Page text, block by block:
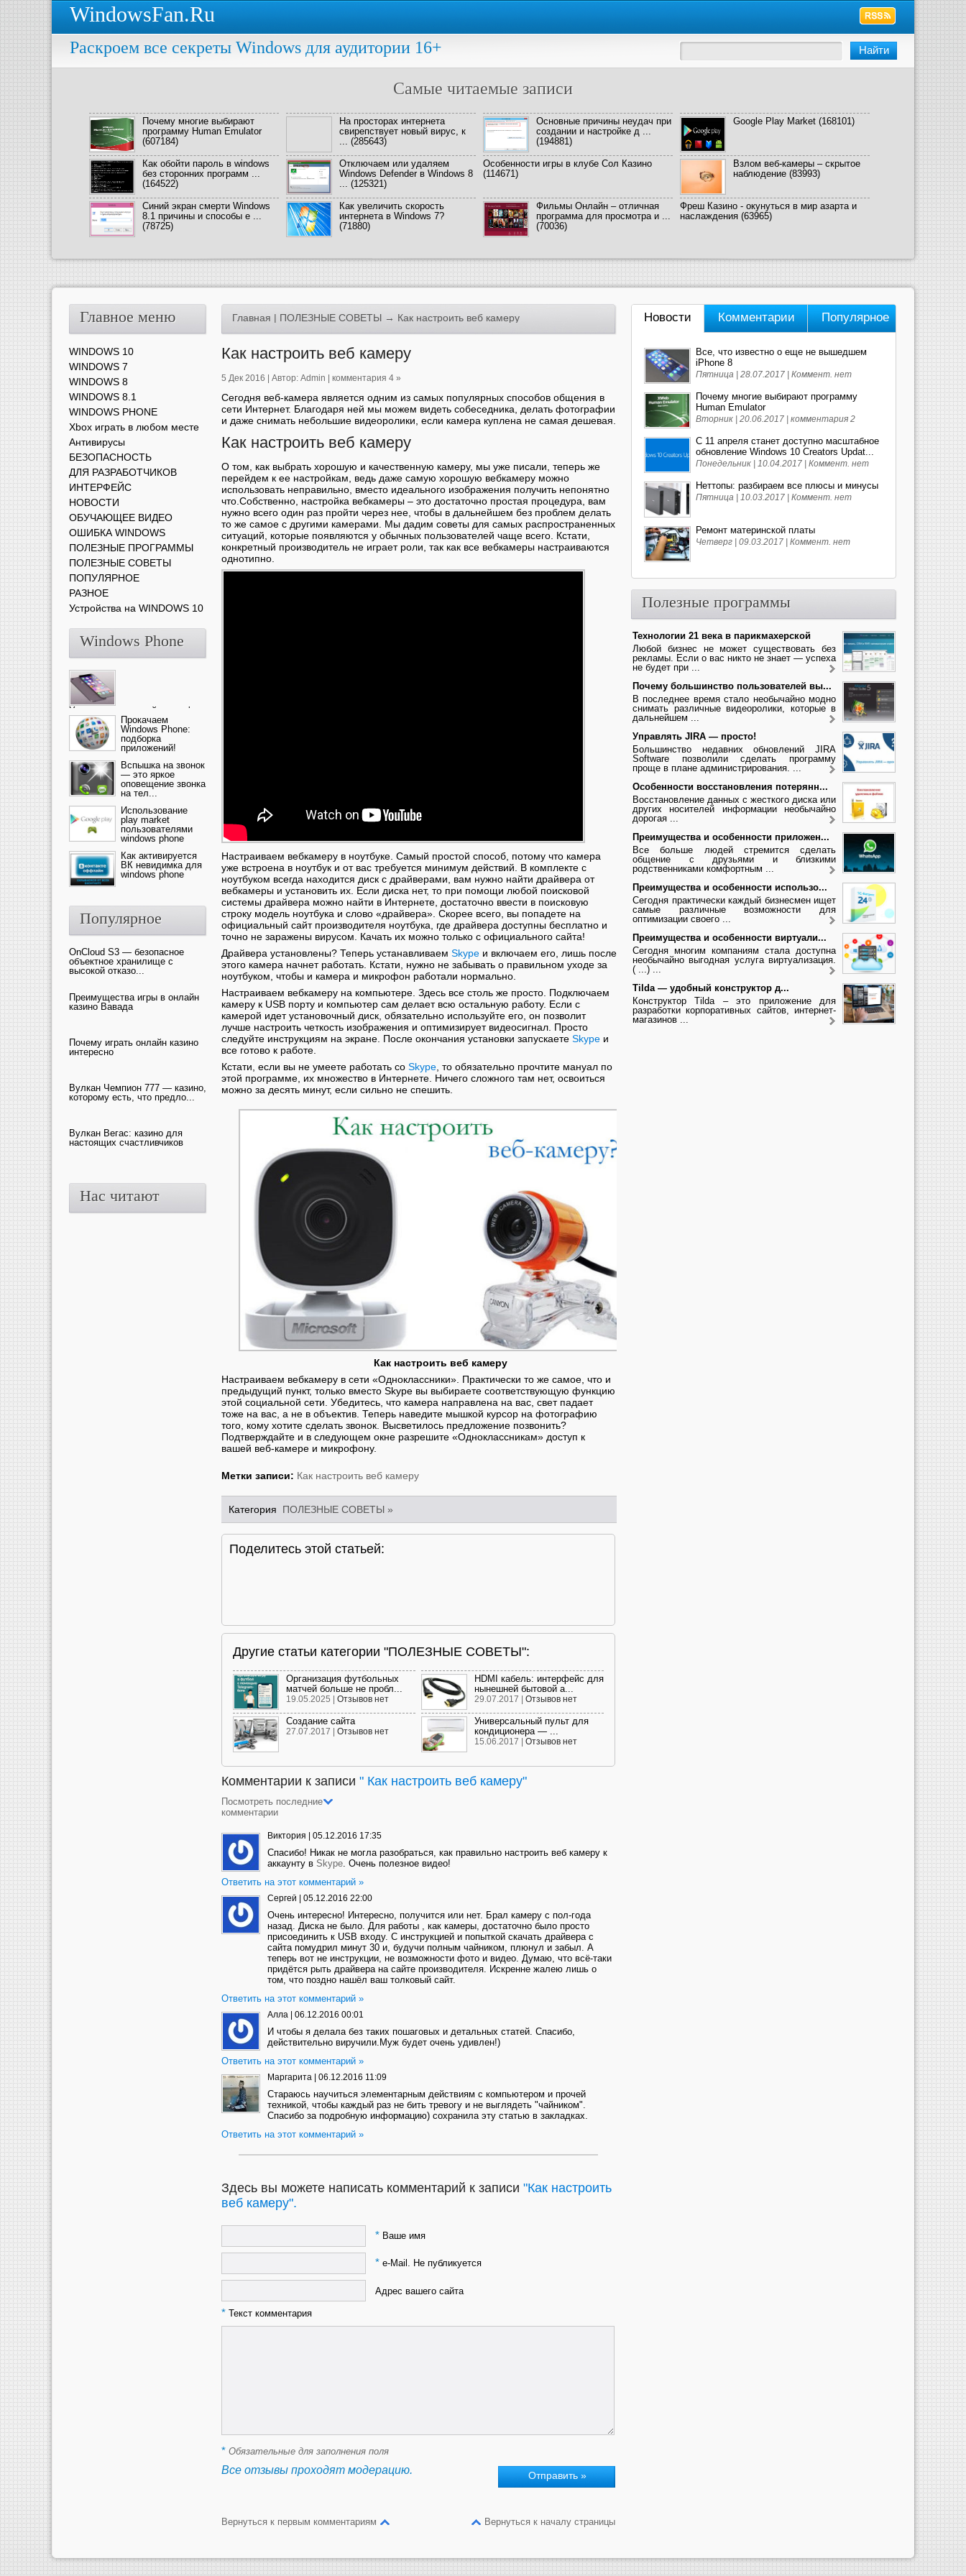
WindowsFan.Ru
Раскроем все секреты Windows для аудитории 16+
Самые читаемые записи
Почему многие выбирают
программу Human Emulator
(607184)
На просторах интернета
свирепствует новый вирус, к
... (285643)
Основные причины неудач при
создании и настройке д ...
(194881)
Google Play Market (168101)
Как обойти пароль в windows
без сторонних программ ...
(164522)
Отключаем или удаляем
Windows Defender в Windows 8
... (125321)
Особенности игры в клубе Сол Казино
(114671)
Взлом веб-камеры – скрытое
наблюдение (83993)
Синий экран смерти Windows
8.1 причины и способы е ...
(78725)
Как увеличить скорость
интернета в Windows 7?
(71880)
Фильмы Онлайн – отличная
программа для просмотра и ...
(70036)
Фреш Казино - окунуться в мир азарта и
наслаждения (63965)
Главная | ПОЛЕЗНЫЕ СОВЕТЫ → Как настроить веб камеру
Как настроить веб камеру
5 Дек 2016 | Автор: Admin комментария 4 »
Сегодня веб-камера является одним из самых популярных способов общения в
сети Интернет. Благодаря ней мы можем видеть собеседника, делать фотографии
и даже снимать небольшие видеоролики, если камера куплена не самая дешевая.
Как настроить веб камеру
О том, как выбрать хорошую и качественную камеру, мы уже писали, теперь же
перейдем к ее настройкам, ведь даже самую хорошую вебкамеру можно
использовать неправильно, вместо идеального изображения получить непонятно
что.Собственно, настройка вебкамеры – это достаточно простая процедура, вам
нужно всего один раз пройти через нее, чтобы в дальнейшем без проблем делать
то же самое с другими камерами. Мы дадим советы для самых распространенных
ситуаций, которые появляются у обычных пользователей чаще всего. Кстати,
конкретный производитель не играет роли, так как все вебкамеры настраиваются
однотипно.
Настраиваем вебкамеру в ноутбуке. Самый простой способ, потому что камера
уже встроена в ноутбук и от вас требуется минимум действий. В комплекте с
ноутбуком всегда находится диск с драйверами, вам нужно найти драйвера от
вебкамеры и установить их. Если диска нет, то при помощи любой поисковой
системы драйвера можно найти в Интернете, достаточно ввести в поисковую
строку модель ноутбука и слово «драйвера». Скорее всего, вы попадете на
официальный сайт производителя ноутбука, где драйвера доступны бесплатно и
точно не заражены вирусом. Качать их можно только с официального сайта!
Драйвера установлены? Теперь устанавливаем Skype и включаем его, лишь после
этого камера начнет работать. Кстати, нужно не забывать о правильном уходе за
ноутбуком, чтобы и камера и микрофон работали нормально.
Настраиваем вебкамеру на компьютере. Здесь все столь же просто. Подключаем
камеру к USB порту и компьютер сам делает всю остальную работу. Если с
камерой идет установочный диск, обязательно используйте его, он позволит
лучше настроить четкость изображения и оптимизирует видеосигнал. Просто
следуйте инструкциям на экране. После окончания установки запускаете Skype и
все готово к работе.
Кстати, если вы не умеете работать со Skype , то обязательно прочтите мануал по
этой программе, их множество в Интернете. Ничего сложного там нет, освоиться
можно за десять минут, если сильно не спешить.
Как настроить веб камеру
Настраиваем вебкамеру в сети «Одноклассники». Практически то же самое, что и
предыдущий пункт, только вместо Skype вы выбираете соответствующую функцию
этой социальной сети. Убедитесь, что камера направлена на вас, свет падает
тоже на вас, а не в объектив. Теперь наведите мышкой курсор на фотографию
того, кому хотите сделать звонок. Высветилось предложение позвонить?
Подтверждайте и в следующем окне разрешите «Одноклассникам» доступ к
вашей веб-камере и микрофону.
Метки записи: Как настроить веб камеру
Категория ПОЛЕЗНЫЕ СОВЕТЫ »
Поделитесь этой статьей:
Другие статьи категории "ПОЛЕЗНЫЕ СОВЕТЫ":
Организация футбольных
матчей больше не пробл...
19.05.2025 | Отзывов нет
HDMI кабель: интерфейс для
нынешней бытовой а...
29.07.2017 | Отзывов нет
Создание сайта
27.07.2017 | Отзывов нет
Универсальный пульт для
кондиционера — ...
15.06.2017 | Отзывов нет
Комментарии к записи " Как настроить веб камеру"
Посмотреть последние
комментарии
Виктория 05.12.2016 17:35
Спасибо! Никак не могла разобраться, как правильно настроить веб камеру к
аккаунту в Skype . Очень полезное видео!
Ответить на этот комментарий »
Сергей 05.12.2016 22:00
Очень интересно! Интересно, получится или нет. Брал камеру с пол-года
назад. Диска не было. Для работы , как камеры, достаточно было просто
присоединить к USB входу. С инструкцией и попыткой скачать драйвера с
сайта помудрил минут 30 и, будучи полным чайником, плюнул и забыл. А
теперь вот не инструкции, не возможности фото и видео. Думаю, что всё-таки
придётся рыть драйвера на сайте производителя. Искренне жалею лишь о
том, что поздно нашёл ваш толковый сайт.
Ответить на этот комментарий »
Алла 06.12.2016 00:01
И чтобы я делала без таких пошаговых и детальных статей. Спасибо,
действительно виручили.Муж будет очень удивлен!)
Ответить на этот комментарий »
Маргарита 06.12.2016 11:09
Стараюсь научиться элементарным действиям с компьютером и прочей
техникой, чтобы каждый раз не бить тревогу и не выглядеть "чайником".
Спасибо за подробную информацию) сохранила эту статью в закладках.
Ответить на этот комментарий »
Здесь вы можете написать комментарий к записи "Как настроить
веб камеру".
*Ваше имя
*e-Mail. Не публикуется
Адрес вашего сайта
* Текст комментария
* Обязательные для заполнения поля
Все отзывы проходят модерацию.
Вернуться к первым комментариям Вернуться к началу страницы
Главное меню
WINDOWS 10
WINDOWS 7
WINDOWS 8
WINDOWS 8.1
WINDOWS PHONE
Xbox играть в любом месте
Антивирусы
БЕЗОПАСНОСТЬ
ДЛЯ РАЗРАБОТЧИКОВ
ИНТЕРФЕЙС
НОВОСТИ
ОБУЧАЮЩЕЕ ВИДЕО
ОШИБКА WINDOWS
ПОЛЕЗНЫЕ ПРОГРАММЫ
ПОЛЕЗНЫЕ СОВЕТЫ
ПОПУЛЯРНОЕ
РАЗНОЕ
Устройства на WINDOWS 10
Windows Phone
Ультрасовременный смартфон
— это новика от компании Ap...
Прокачаем
Windows Phone:
подборка
приложений!
Вспышка на звонок
— это яркое
оповещение звонка
на тел...
Использование
play market
пользователями
windows phone
Как активируется
ВК невидимка для
windows phone
Популярное
OnCloud S3 — безопасное
объектное хранилище с
высокой отказо...
Преимущества игры в онлайн
казино Вавада
Почему играть онлайн казино
интересно
Вулкан Чемпион 777 — казино,
которому есть, что предло...
Вулкан Вегас: казино для
настоящих счастливчиков
Нас читают
Новости Комментарии Популярное
Все, что известно о еще не вышедшем
iPhone 8
Пятница | 28.07.2017 | Коммент. нет
Почему многие выбирают программу
Human Emulator
Вторник | 20.06.2017 | комментария 2
С 11 апреля станет доступно масштабное
обновление Windows 10 Creators Updat...
Понедельник | 10.04.2017 | Коммент. нет
Неттопы: разбираем все плюсы и минусы
Пятница | 10.03.2017 | Коммент. нет
Ремонт материнской платы
Четверг | 09.03.2017 | Коммент. нет
Полезные программы
Технологии 21 века в парикмахерской
Любой бизнес не может существовать без
рекламы. Если о вас никто не знает — успеха
не будет при ...
Почему большинство пользователей вы...
В последнее время стало необычайно модно
снимать различные видеоролики, которые в
дальнейшем ...
Управлять JIRA — просто!
Большинство недавних обновлений JIRA
Software позволили сделать программу
проще в плане администрирования. ...
Особенности восстановления потерянн...
Восстановление данных с жесткого диска или
других носителей информации необычайно
дорогая ...
Преимущества и особенности приложен...
Все больше людей стремится сделать
общение с друзьями и близкими
родственниками комфортным ...
Преимущества и особенности использо...
Сегодня практически каждый бизнесмен ищет
самые различные возможности для
оптимизации своего ...
Преимущества и особенности виртуали...
Сегодня многим компаниям стала доступна
необычайно выгодная услуга виртуализация.
( ...) ...
Tilda — удобный конструктор д...
Конструктор Tilda – это приложение для
разработки корпоративных сайтов, интернет-
магазинов ...